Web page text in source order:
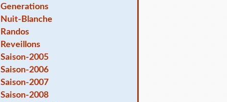
Generations
Nuit-Blanche
Randos
Reveillons
Saison-2005
Saison-2006
Saison-2007
Saison-2008